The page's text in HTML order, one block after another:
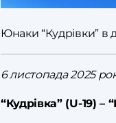
Юнаки “Кудрівки” в
6 листопада 2025
“Кудрівка” (U-19) –